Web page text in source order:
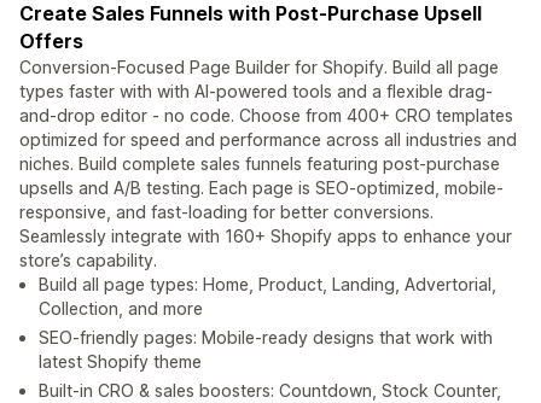
Create Sales Funnels with Post-Purchase Upsell
Offers
Conversion-Focused Page Builder for Shopify. Build all page
types faster with with AI-powered tools and a flexible drag-
and-drop editor - no code. Choose from 400+ CRO templates
optimized for speed and performance across all industries and
niches. Build complete sales funnels featuring post-purchase
upsells and A/B testing. Each page is SEO-optimized, mobile-
responsive, and fast-loading for better conversions.
Seamlessly integrate with 160+ Shopify apps to enhance your
store’s capability.
Build all page types: Home, Product, Landing, Advertorial,
Collection, and more
SEO-friendly pages: Mobile-ready designs that work with
latest Shopify theme
Built-in CRO & sales boosters: Countdown, Stock Counter,